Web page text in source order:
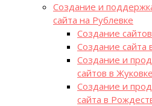
Создание и
сайта на Рублевке
Создание
Создание сайта
Создание и
сайтов в Жуковке
Создание и
сайта в